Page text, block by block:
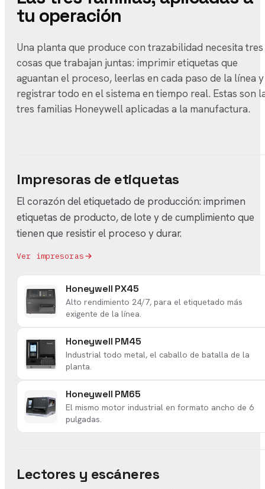
tu operación
Una planta que produce con trazabilidad necesita tres
cosas que trabajan juntas: imprimir etiquetas que
aguantan el proceso, leerlas en cada paso de la línea y
registrar todo en el sistema en tiempo real. Estas son
tres familias Honeywell aplicadas a la manufactura.
Impresoras de etiquetas
El corazón del etiquetado de producción: imprimen
etiquetas de producto, de lote y de cumplimiento que
tienen que resistir el proceso y durar.
Ver impresoras
Honeywell PX45
Alto rendimiento 24/7, para el etiquetado más
exigente de la línea.
Honeywell PM45
Industrial todo metal, el caballo de batalla de la
planta.
Honeywell PM65
El mismo motor industrial en formato ancho de 6
pulgadas.
Lectores y escáneres